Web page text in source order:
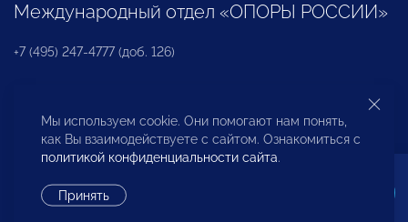
Международный отдел «ОПОРЫ РОССИИ»
+7 (495) 247-4777 (доб. 126)
Бюро по защите прав предпринимателей и
инвесторов
Мы используем cookie. Они помогают нам понять,
как Вы взаимодействуете с сайтом. Ознакомиться с
политикой конфиденциальности сайта.
Принять